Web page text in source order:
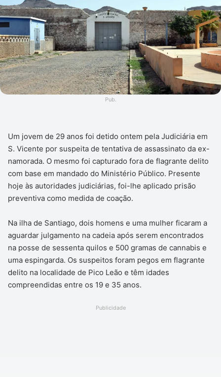
Pub.
Um jovem de 29 anos foi detido ontem pela Judiciária em
S. Vicente por suspeita de tentativa de assassinato da ex-
namorada. O mesmo foi capturado fora de flagrante delito
com base em mandado do Ministério Público. Presente
hoje às autoridades judiciárias, foi-lhe aplicado prisão
preventiva como medida de coação.
Na ilha de Santiago, dois homens e uma mulher ficaram a
aguardar julgamento na cadeia após serem encontrados
na posse de sessenta quilos e 500 gramas de cannabis e
uma espingarda. Os suspeitos foram pegos em flagrante
delito na localidade de Pico Leão e têm idades
compreendidas entre os 19 e 35 anos.
Publicidade